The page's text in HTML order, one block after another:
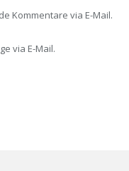
Kommentare via E-Mail.
via E-Mail.